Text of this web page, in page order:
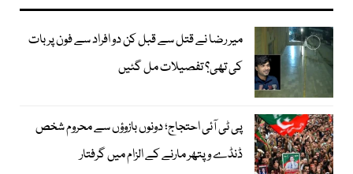
میر رضا نے قتل سے قبل کن دو افراد سے فون پر بات
کی تھی؟ تفصیلات مل گئیں
پی ٹی آئی احتجاج؛ دونوں بازوؤں سے محروم شخص
ڈنڈے و پتھر مارنے کے الزام میں گرفتار